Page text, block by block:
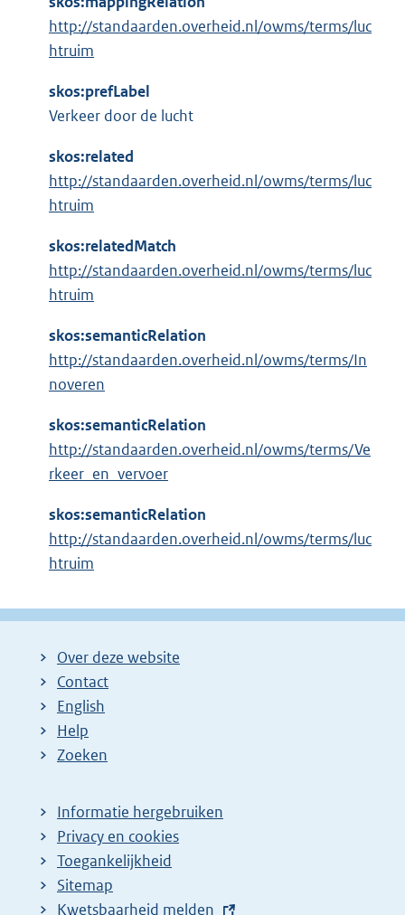
http://standaarden.overheid.nl/owms/terms/luc
htruim
skos:prefLabel
Verkeer door de lucht
skos:related
http://standaarden.overheid.nl/owms/terms/luc
htruim
skos:relatedMatch
http://standaarden.overheid.nl/owms/terms/luc
htruim
skos:semanticRelation
http://standaarden.overheid.nl/owms/terms/In
noveren
skos:semanticRelation
http://standaarden.overheid.nl/owms/terms/Ve
rkeer_en_vervoer
skos:semanticRelation
http://standaarden.overheid.nl/owms/terms/luc
htruim
Over deze website
Contact
English
Help
Zoeken
Informatie hergebruiken
Privacy en cookies
Toegankelijkheid
Sitemap
E
Kwetsbaarheid melden